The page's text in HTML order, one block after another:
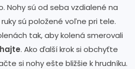
Nohy sú od seba vzdialené na
sú položené voľne pri tele.
tak, aby kolená smerovali
. Ako ďalší krok si obchyťte
si nohy ešte bližšie k hrudníku.